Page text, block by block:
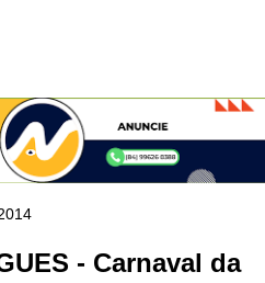
- Carnaval da